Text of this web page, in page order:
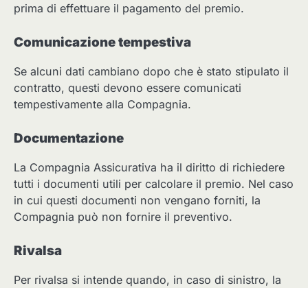
prima di effettuare il pagamento del premio.
Comunicazione tempestiva
Se alcuni dati cambiano dopo che è stato stipulato il
contratto, questi devono essere comunicati
tempestivamente alla Compagnia.
Documentazione
La Compagnia Assicurativa ha il diritto di richiedere
tutti i documenti utili per calcolare il premio. Nel caso
in cui questi documenti non vengano forniti, la
Compagnia può non fornire il preventivo.
Rivalsa
Per rivalsa si intende quando, in caso di sinistro, la